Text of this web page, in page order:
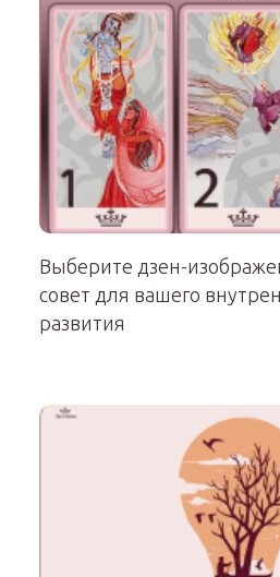
Выберите дзен-
совет для вашего
развития